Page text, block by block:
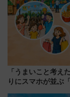
「うまいこと考え
りにスマホが並ぶ